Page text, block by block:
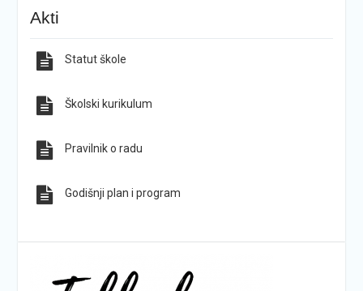
Akti
Statut škole
Školski kurikulum
Pravilnik o radu
Godišnji plan i program